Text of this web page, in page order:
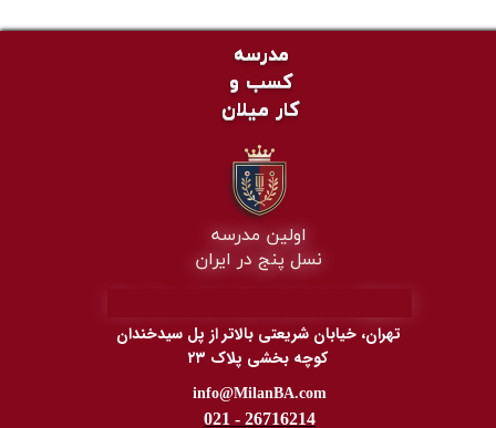
021 - 26716214
​​​​​info@MilanBA.com
تهران، خیابان شریعتی بالاتر از پل سیدخندان
کوچه بخشی پلاک ۲۳
مدرسه
کسب و
کار میلان
اولین مدرسه
نسل پنج در ایران